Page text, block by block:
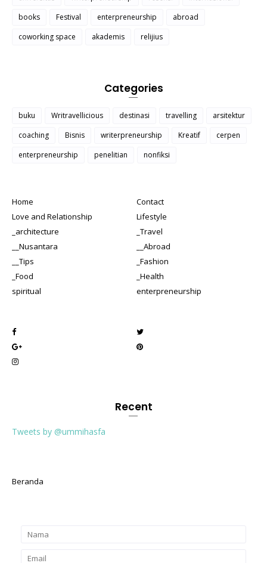
books
Festival enterpreneurship
abroad
coworking space
akademis relijius
Categories
buku Writravellicious destinasi travelling
arsitektur
coaching
Bisnis writerpreneurship Kreatif
cerpen
enterpreneurship
penelitian nonfiksi
Home
Contact
Love and Relationship
Lifestyle
_architecture
_Travel
__Nusantara
__Abroad
__Tips
_Fashion
_Food
_Health
spiritual
enterpreneurship
Recent
Tweets by @ummihasfa
Beranda